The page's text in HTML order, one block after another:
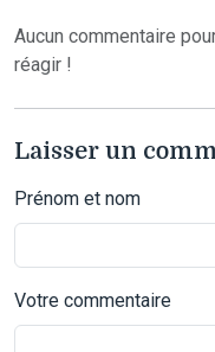
Aucun commentaire
réagir !
Laisser un
Prénom et nom
Votre commentaire